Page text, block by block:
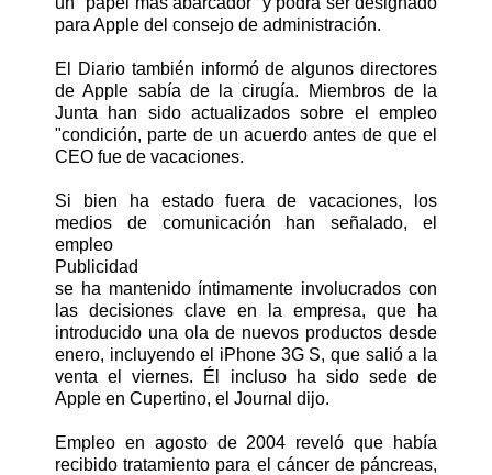
para Apple del consejo de administración.
El Diario también informó de algunos directores
de Apple sabía de la cirugía. Miembros de la
Junta han sido actualizados sobre el empleo
"condición, parte de un acuerdo antes de que el
CEO fue de vacaciones.
Si bien ha estado fuera de vacaciones, los
medios de comunicación han señalado, el
empleo
Publicidad
se ha mantenido íntimamente involucrados con
las decisiones clave en la empresa, que ha
introducido una ola de nuevos productos desde
enero, incluyendo el iPhone 3G S, que salió a la
venta el viernes. Él incluso ha sido sede de
Apple en Cupertino, el Journal dijo.
Empleo en agosto de 2004 reveló que había
recibido tratamiento para el cáncer de páncreas,